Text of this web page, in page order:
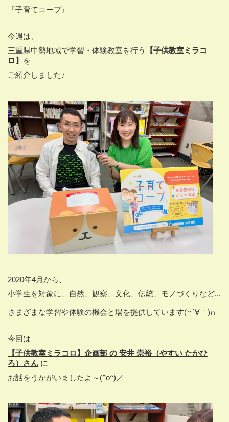
『子育てコープ』
今週は、
三重県中勢地域で学習・体験教室を行う
【子供教室ミラコ
ロ】
を
ご紹介しました♪
2020年4月から、
小学生を対象に、自然、観察、文化、伝統、モノづくりなど...
さまざまな学習や体験の機会と場を提供しています(∩´∀｀)∩
今回は
【子供教室ミラコロ】企画部 の 安井 崇裕（やすい たかひ
ろ）さん に
お話をうかがいましたよ～(^o^)／